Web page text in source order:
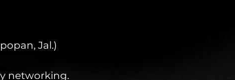
Jal.)
networking.